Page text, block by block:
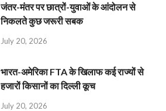
जंतर-मंतर पर छात्रों-युवाओं के आंदोलन से
निकलते कुछ जरूरी सबक
July 20, 2026
भारत-अमेरिका FTA के खिलाफ कई राज्यों से
हजारों किसानों का दिल्ली कूच
July 20, 2026